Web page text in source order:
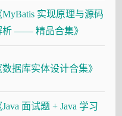
MyBatis 实现原理与源码
析 —— 精品合集》
数据库实体设计合集》
Java 面试题 + Java 学习